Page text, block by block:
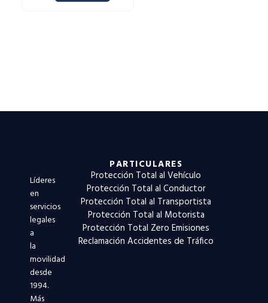
Líderes
en
servicios
legales
a
la
movilidad
desde
1994.
Más
PARTICULARES
Protección Total al Vehículo
Protección Total al Conductor
Protección Total al Transportista
Protección Total al Motorista
Protección Total Zero Emisiones
Reclamación Accidentes de Tráfico